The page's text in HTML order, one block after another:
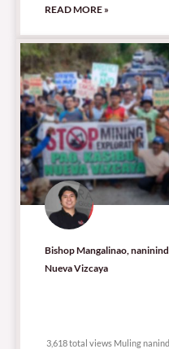
READ MORE »
Bishop Mangalinao,
Nueva Vizcaya
3,618 total views Muling